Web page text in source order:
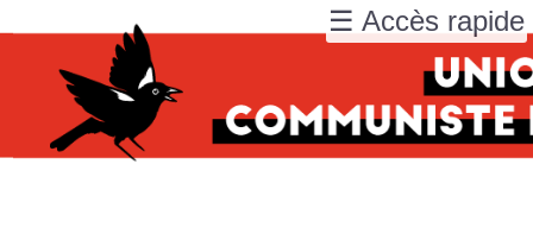
☰ Accès rapide